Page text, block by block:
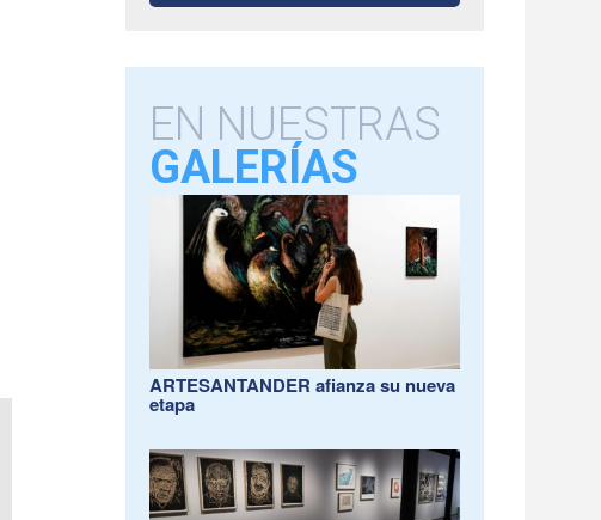
EN NUESTRAS
GALERÍAS
ARTESANTANDER afianza su nueva
etapa